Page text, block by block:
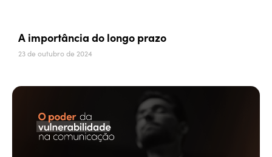
A importância do longo prazo
23 de outubro de 2024